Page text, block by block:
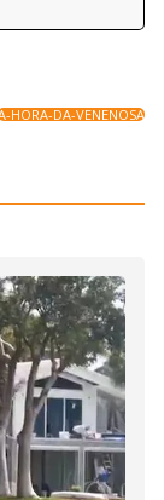
HORA-DA-VENENOSA